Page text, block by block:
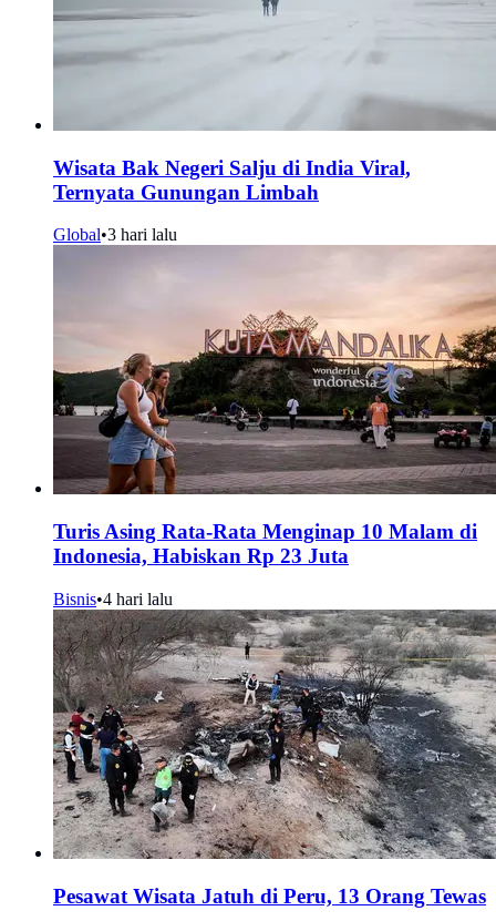
Wisata Bak Negeri Salju di India Viral,
Ternyata Gunungan Limbah
Global•3 hari lalu
Turis Asing Rata-Rata Menginap 10 Malam di
Indonesia, Habiskan Rp 23 Juta
Bisnis•4 hari lalu
Pesawat Wisata Jatuh di Peru, 13 Orang Tewas